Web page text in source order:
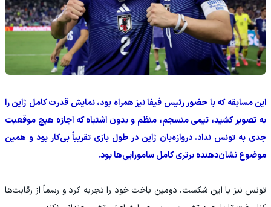
این مسابقه که با حضور رئیس فیفا نیز همراه بود، نمایش قدرت کامل ژاپن را
به تصویر کشید، تیمی منسجم، منظم و بدون اشتباه که اجازه هیچ موقعیت
جدی به تونس نداد. دروازه‌بان ژاپن در طول بازی تقریباً بی‌کار بود و همین
موضوع نشان‌دهنده برتری کامل سامورایی‌ها بود.
تونس نیز با این شکست، دومین باخت خود را تجربه کرد و رسماً از رقابت‌ها